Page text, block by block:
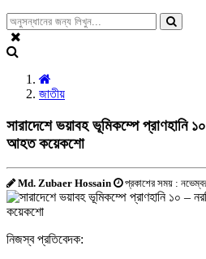
জাতীয়
সারাদেশে ভয়াবহ ভূমিকম্পে প্রাণহানি
আহত কয়েকশো
Md. Zubaer Hossain প্রকাশের সময় :
নিজস্ব প্রতিবেদক: